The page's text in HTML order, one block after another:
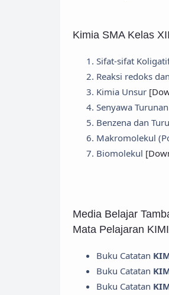
Kimia SMA Kelas
Sifat-sifat
Reaksi redoks
Kimia Unsur
Senyawa
Benzena dan
Makromolekul
Biomolekul
Media Belajar
Mata Pelajaran
Buku Catatan
Buku Catatan
Buku Catatan